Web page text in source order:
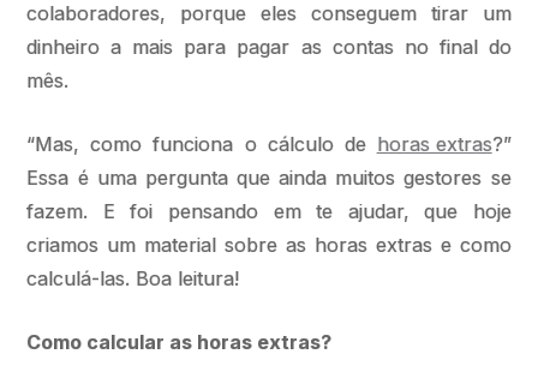
colaboradores, porque eles conseguem tirar um
dinheiro a mais para pagar as contas no final do
mês.
“Mas, como funciona o cálculo de horas extras?”
Essa é uma pergunta que ainda muitos gestores se
fazem. E foi pensando em te ajudar, que hoje
criamos um material sobre as horas extras e como
calculá-las. Boa leitura!
Como calcular as horas extras?